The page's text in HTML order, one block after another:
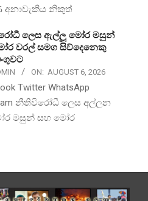
අනාවැකිය නිකුත්
ලෙස ඇල්ලූ මෝර මසුන්
වරල් සමග සිව්දෙනෙකු
ON: AUGUST 6, 2026
Twitter WhatsApp
නීතිවිරෝධී ලෙස අල්ලන
මසුන් සහ මෝර